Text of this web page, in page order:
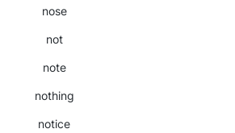
nose
not
note
nothing
notice